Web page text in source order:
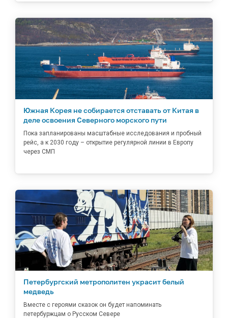
Южная Корея не собирается отставать от Китая в
деле освоения Северного морского пути
Пока запланированы масштабные исследования и пробный
рейс, а к 2030 году – открытие регулярной линии в Европу
через СМП
Петербургский метрополитен украсит белый
медведь
Вместе с героями сказок он будет напоминать
петербуржцам о Русском Севере